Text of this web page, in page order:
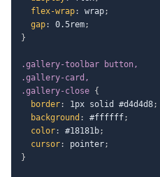
flex-wrap: wrap;
gap: 0.5rem;
}
.gallery-toolbar button,
.gallery-card,
.gallery-close {
border: 1px solid #d4d4d8;
background : #ffffff;
color: #18181b;
cursor: pointer;
}